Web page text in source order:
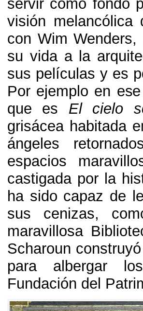
servir como fondo
visión melancólica
con Wim
su vida a la
sus películas y es
Por ejemplo en
que es El cielo
grisácea habitada
ángeles
espacios
castigada por la
ha sido capaz de
sus cenizas,
maravillosa
Scharoun
para albergar
Fundación del